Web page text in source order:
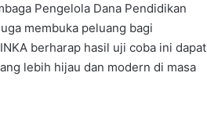
Pengelola Dana Pendidikan
membuka peluang bagi
berharap hasil uji coba ini dapat
lebih hijau dan modern di masa